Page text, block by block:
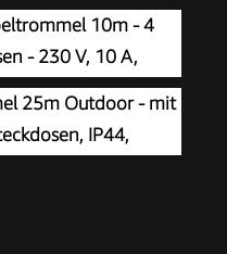
10m - 4
- 230 V, 10 A,
PVC-Isolierung -
-
25m Outdoor - mit
IP44,